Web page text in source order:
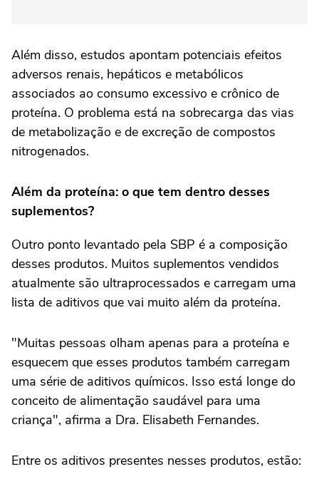
Além disso, estudos apontam potenciais efeitos
adversos renais, hepáticos e metabólicos
associados ao consumo excessivo e crônico de
proteína. O problema está na sobrecarga das vias
de metabolização e de excreção de compostos
nitrogenados.
Além da proteína: o que tem dentro desses
suplementos?
Outro ponto levantado pela SBP é a composição
desses produtos. Muitos suplementos vendidos
atualmente são ultraprocessados e carregam uma
lista de aditivos que vai muito além da proteína.
"Muitas pessoas olham apenas para a proteína e
esquecem que esses produtos também carregam
uma série de aditivos químicos. Isso está longe do
conceito de alimentação saudável para uma
criança", afirma a Dra. Elisabeth Fernandes.
Entre os aditivos presentes nesses produtos, estão: